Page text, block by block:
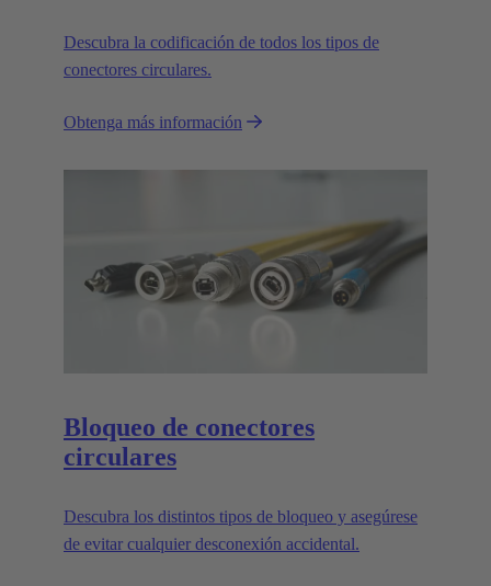
Descubra la codificación de todos los tipos de
conectores circulares.
Obtenga más información
Bloqueo de conectores
circulares
Descubra los distintos tipos de bloqueo y asegúrese
de evitar cualquier desconexión accidental.